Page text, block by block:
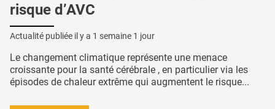
risque d’AVC
Actualité publiée il y a 1 semaine 1 jour
Le changement climatique représente une menace
croissante pour la santé cérébrale , en particulier via les
épisodes de chaleur extrême qui augmentent le risque...